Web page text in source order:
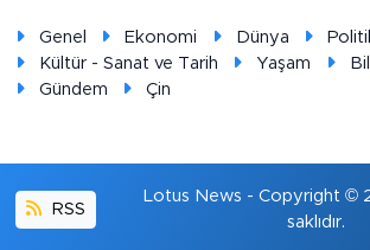
Genel Ekonomi Dünya
Kültür - Sanat ve Tarih
Yaşam
Gündem
Çin
RSS
Lotus News - Copyright ©
saklıdır.